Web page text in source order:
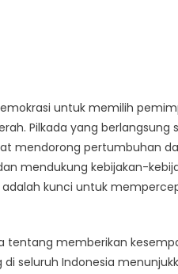
untuk memilih
Pilkada yang berlangsung
mendorong pertumbuhan
mendukung kebijakan-
kunci untuk
tentang memberikan
seluruh Indonesia